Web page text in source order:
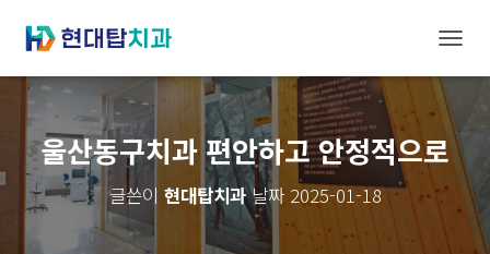
게
이
션
울산동구치과 편안하고 안정적으로
글쓴이 현대탑치과날짜 2025-01-18